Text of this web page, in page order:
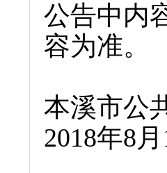
公告中内
容为准。
本溪市公
2018年8